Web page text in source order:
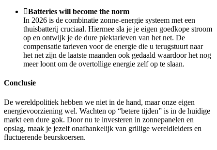
Batteries will become the norm
In 2026 is de combinatie zonne-energie systeem met een
thuisbatterij cruciaal. Hiermee sla je je eigen goedkope stroom
op en ontwijk je de dure piektarieven van het net. De
compensatie tarieven voor de energie die u terugstuurt naar
het net zijn de laatste maanden ook gedaald waardoor het nog
meer loont om de overtollige energie zelf op te slaan.
Conclusie
De wereldpolitiek hebben we niet in de hand, maar onze eigen
energievoorziening wel. Wachten op “betere tijden” is in de huidige
markt een dure gok. Door nu te investeren in zonnepanelen en
opslag, maak je jezelf onafhankelijk van grillige wereldleiders en
fluctuerende beurskoersen.